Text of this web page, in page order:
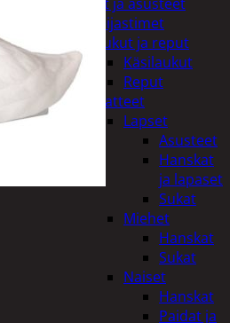
Heijastimet
Laukut ja reput
Käsilaukut
Reput
Vaatteet
Lapset
Asusteet
Hanskat
ja lapaset
Sukat
Miehet
Hanskat
Sukat
Naiset
Hanskat
Paidat ja